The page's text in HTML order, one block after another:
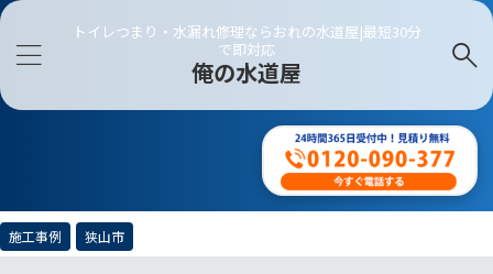
トイレつまり・水漏れ修理ならおれの水道屋|最短30分
で即対応
俺の水道屋
施工事例 狭山市